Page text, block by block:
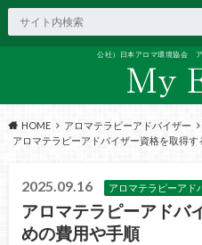
公社）日本アロマ環境協会
HOME
アロマテラピーアドバイザー
アロマテラピーアドバイザー資格を取得
2025.09.16 アロマテラピーアド
アロマテラピーアドバ
めの費用や手順